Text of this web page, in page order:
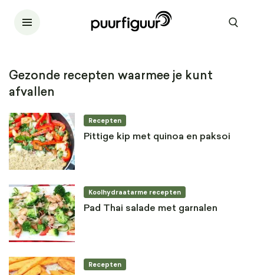
Gezonde recepten waarmee je kunt
afvallen
Recepten
Pittige kip met quinoa en paksoi
Koolhydraatarme recepten
Pad Thai salade met garnalen
Recepten